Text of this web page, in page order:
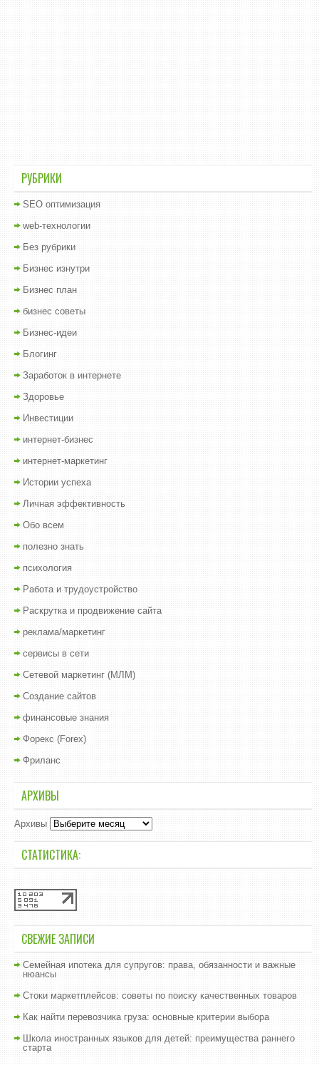
РУБРИКИ
SEO оптимизация
web-технологии
Без рубрики
Бизнес изнутри
Бизнес план
бизнес советы
Бизнес-идеи
Блогинг
Заработок в интернете
Здоровье
Инвестиции
интернет-бизнес
интернет-маркетинг
Истории успеха
Личная эффективность
Обо всем
полезно знать
психология
Работа и трудоустройство
Раскрутка и продвижение сайта
реклама/маркетинг
сервисы в сети
Сетевой маркетинг (МЛМ)
Создание сайтов
финансовые знания
Форекс (Forex)
Фриланс
АРХИВЫ
Архивы
СТАТИСТИКА:
СВЕЖИЕ ЗАПИСИ
Семейная ипотека для супругов: права, обязанности и важные
нюансы
Стоки маркетплейсов: советы по поиску качественных товаров
Как найти перевозчика груза: основные критерии выбора
Школа иностранных языков для детей: преимущества раннего
старта